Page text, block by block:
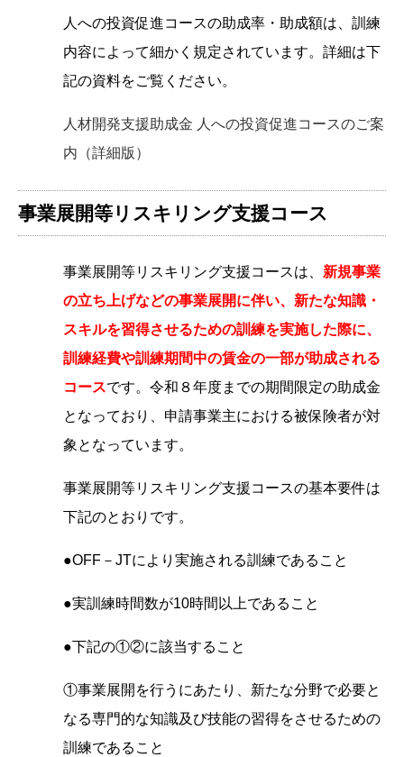
人への投資促進コースの助成率・助成額は、訓練
内容によって細かく規定されています。詳細は下
記の資料をご覧ください。
人材開発支援助成金 人への投資促進コースのご案
内（詳細版）
事業展開等リスキリング支援コース
事業展開等リスキリング支援コースは、 新規事業
の立ち上げなどの事業展開に伴い、新たな知識・
スキルを習得させるための訓練を実施した際に、
訓練経費や訓練期間中の賃金の一部が助成される
コースです。令和８年度までの期間限定の助成金
となっており、申請事業主における被保険者が対
象となっています。
事業展開等リスキリング支援コースの基本要件は
下記のとおりです。
●OFF－JTにより実施される訓練であること
●実訓練時間数が10時間以上であること
●下記の①②に該当すること
①事業展開を行うにあたり、新たな分野で必要と
なる専門的な知識及び技能の習得をさせるための
訓練であること